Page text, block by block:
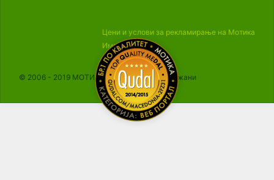
Цени и услови за рекламирање на Мотика
Импресум
© 2006 - 2019 МОТИКА, Сите права се задржани